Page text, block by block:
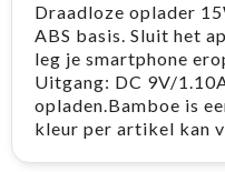
Draadloze oplader
ABS basis. Sluit het
leg je smartphone
Uitgang: DC 9V/
opladen.Bamboe is
kleur per artikel kan